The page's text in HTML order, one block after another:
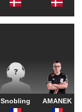
Snobling AMANEK